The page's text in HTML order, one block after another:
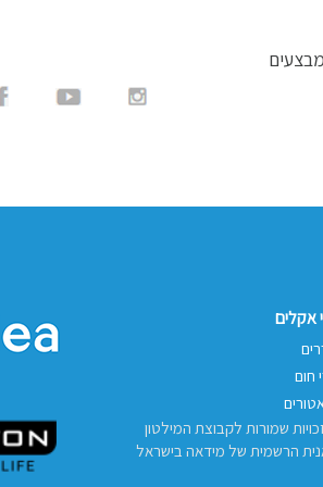
אקלים
חום
שמורות לקבוצת המילטון
הרשמית של מידאה בישראל